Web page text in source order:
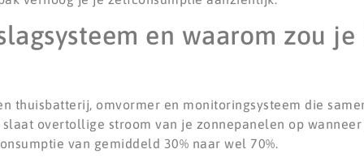
en waarom zou
thuisbatterij, omvormer en monitoringsysteem die
slaat overtollige stroom van je zonnepanelen op
van gemiddeld 30% naar wel 70%.